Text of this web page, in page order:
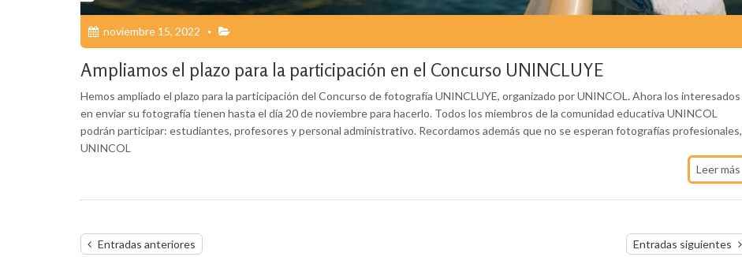
noviembre 15, 2022
Ampliamos el plazo para la participación en el Concurso UNINCLUYE
Hemos ampliado el plazo para la participación del Concurso de fotografía UNINCLUYE, organizado por UNINCOL. Ahora los interesados
en enviar su fotografía tienen hasta el día 20 de noviembre para hacerlo. Todos los miembros de la comunidad educativa UNINCOL
podrán participar: estudiantes, profesores y personal administrativo. Recordamos además que no se esperan fotografías profesionales,
UNINCOL
Leer más
Navegación
Entradas anteriores Entradas siguientes